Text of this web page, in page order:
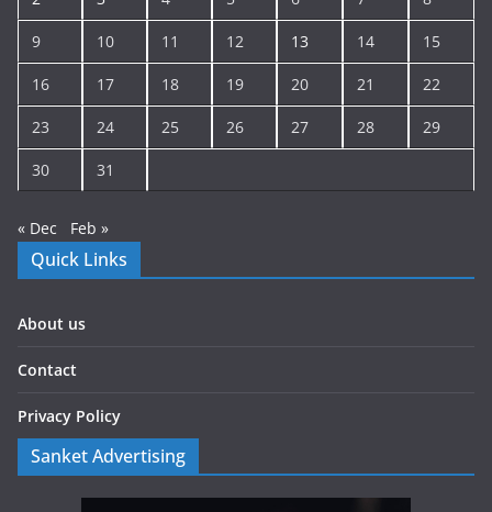
9 10 11 12 13 14 15
16 17 18 19 20 21 22
23 24 25 26 27 28 29
30 31
« Dec Feb »
Quick Links
About us
Contact
Privacy Policy
Sanket Advertising